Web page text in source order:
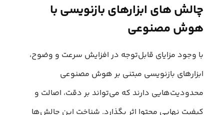
چالش های ابزارهای بازنویسی با
هوش مصنوعی
با وجود مزایای قابل‌توجه در افزایش سرعت و وضوح،
ابزارهای بازنویسی مبتنی بر هوش مصنوعی
محدودیت‌هایی دارند که می‌تواند بر دقت، اصالت و
کیفیت نهایی محتوا اثر بگذارد. شناخت این چالش‌ها